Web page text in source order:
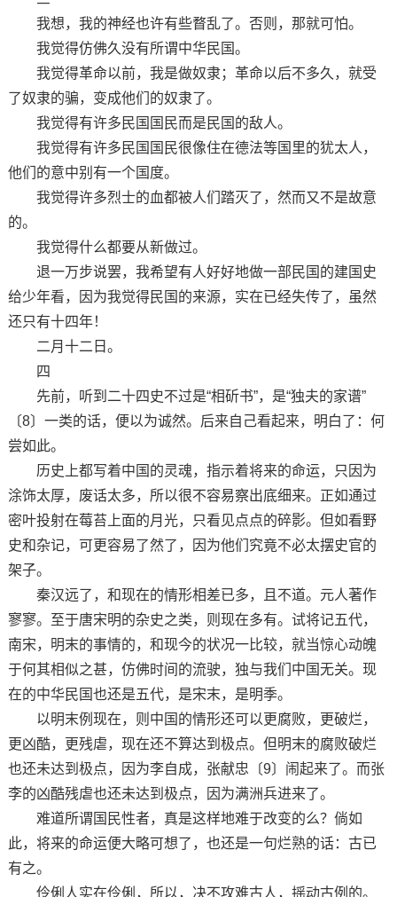
我想，我的神经也许有些瞀乱了。否则，那就可怕。
我觉得仿佛久没有所谓中华民国。
我觉得革命以前，我是做奴隶；革命以后不多久，就受
了奴隶的骗，变成他们的奴隶了。
我觉得有许多民国国民而是民国的敌人。
我觉得有许多民国国民很像住在德法等国里的犹太人，
他们的意中别有一个国度。
我觉得许多烈士的血都被人们踏灭了，然而又不是故意
的。
我觉得什么都要从新做过。
退一万步说罢，我希望有人好好地做一部民国的建国史
给少年看，因为我觉得民国的来源，实在已经失传了，虽然
还只有十四年！
二月十二日。
四
先前，听到二十四史不过是“相斫书”，是“独夫的家谱”
〔8〕一类的话，便以为诚然。后来自己看起来，明白了：何
尝如此。
历史上都写着中国的灵魂，指示着将来的命运，只因为
涂饰太厚，废话太多，所以很不容易察出底细来。正如通过
密叶投射在莓苔上面的月光，只看见点点的碎影。但如看野
史和杂记，可更容易了然了，因为他们究竟不必太摆史官的
架子。
秦汉远了，和现在的情形相差已多，且不道。元人著作
寥寥。至于唐宋明的杂史之类，则现在多有。试将记五代，
南宋，明末的事情的，和现今的状况一比较，就当惊心动魄
于何其相似之甚，仿佛时间的流驶，独与我们中国无关。现
在的中华民国也还是五代，是宋末，是明季。
以明末例现在，则中国的情形还可以更腐败，更破烂，
更凶酷，更残虐，现在还不算达到极点。但明末的腐败破烂
也还未达到极点，因为李自成，张献忠〔9〕闹起来了。而张
李的凶酷残虐也还未达到极点，因为满洲兵进来了。
难道所谓国民性者，真是这样地难于改变的么？倘如
此，将来的命运便大略可想了，也还是一句烂熟的话：古已
有之。
伶俐人实在伶俐，所以，决不攻难古人，摇动古例的。